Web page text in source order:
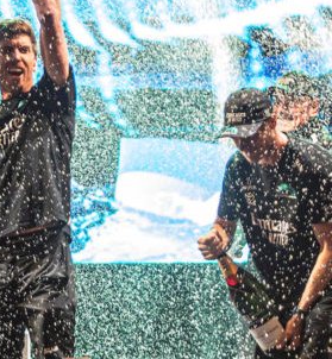
Ultim 32/23,Records,Trophée Jules Verne
Maxi Edmond de
Gitana Team